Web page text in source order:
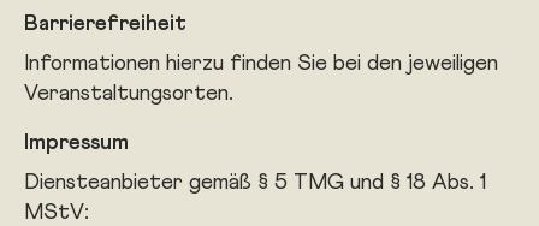
Barrierefreiheit
Informationen hierzu finden Sie bei den jeweiligen
Veranstaltungsorten.
Impressum
Diensteanbieter gemäß § 5 TMG und § 18 Abs. 1
MStV: